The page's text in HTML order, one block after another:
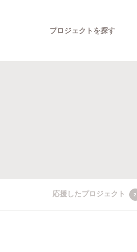
プロジェクトを探す
応援したプロジェクト 2